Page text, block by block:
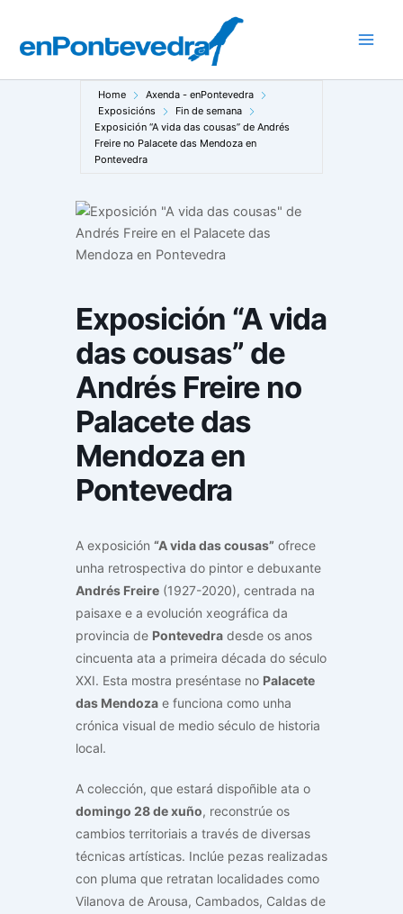
contido
Home
Axenda - enPontevedra
Exposicións
Fin de semana
Exposición “A vida das cousas” de Andrés
Freire no Palacete das Mendoza en
Pontevedra
Exposición “A vida
das cousas” de
Andrés Freire no
Palacete das
Mendoza en
Pontevedra
A exposición “A vida das cousas” ofrece
unha retrospectiva do pintor e debuxante
Andrés Freire (1927-2020), centrada na
paisaxe e a evolución xeográfica da
provincia de Pontevedra desde os anos
cincuenta ata a primeira década do século
XXI. Esta mostra preséntase no Palacete
das Mendoza e funciona como unha
crónica visual de medio século de historia
local.
A colección, que estará dispoñible ata o
domingo 28 de xuño, reconstrúe os
cambios territoriais a través de diversas
técnicas artísticas. Inclúe pezas realizadas
con pluma que retratan localidades como
Vilanova de Arousa, Cambados, Caldas de